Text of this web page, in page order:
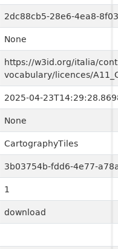
2dc88cb5-28e6-4ea8-
None
https://w3id.org/italia/
vocabulary/licences/
2025-04-
None
CartographyTiles
3b03754b-fdd6-4e77-
1
download